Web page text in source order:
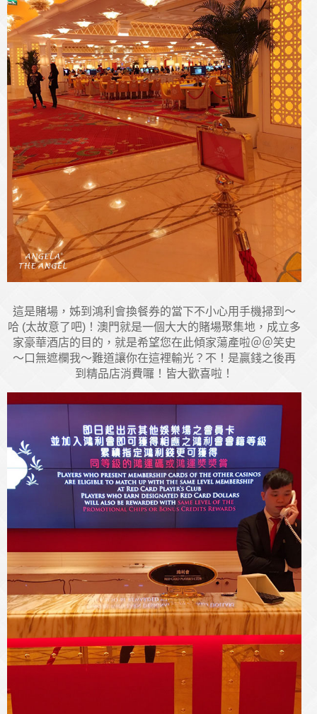
這是賭場，姊到鴻利會換餐券的當下不小心用手機掃到～
哈 (太故意了吧)！澳門就是一個大大的賭場聚集地，成立多
家豪華酒店的目的，就是希望您在此傾家蕩產啦＠＠笑史
～口無遮欄我～難道讓你在這裡輸光？不！是贏錢之後再
到精品店消費囉！皆大歡喜啦！